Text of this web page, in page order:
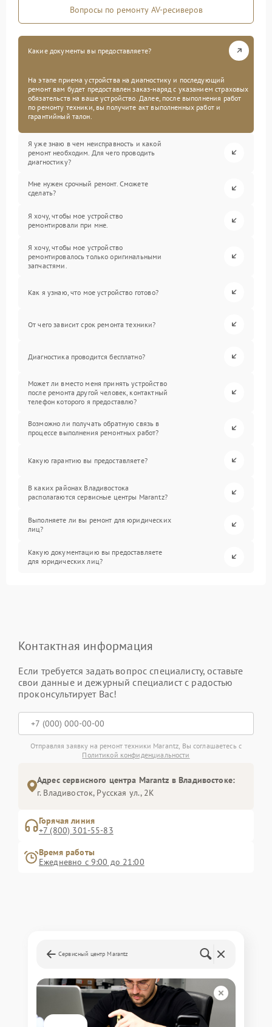
Вопросы по ремонту AV-ресиверов
Какие документы вы предоставляете?
На этапе приема устройства на диагностику и последующий
ремонт вам будет предоставлен заказ-наряд с указанием страховых
обязательств на ваше устройство. Далее, после выполнения работ
по ремонту техники, вы получите акт выполненных работ и
гарантийный талон.
Я уже знаю в чем неисправность и какой
ремонт необходим. Для чего проводить
диагностику?
Мне нужен срочный ремонт. Сможете
сделать?
Я хочу, чтобы мое устройство
ремонтировали при мне.
Я хочу, чтобы мое устройство
ремонтировалось только оригинальными
запчастями.
Как я узнаю, что мое устройство готово?
От чего зависит срок ремонта техники?
Диагностика проводится бесплатно?
Может ли вместо меня принять устройство
после ремонта другой человек, контактный
телефон которого я предоставлю?
Возможно ли получать обратную связь в
процессе выполнения ремонтных работ?
Какую гарантию вы предоставляете?
В каких районах Владивостока
располагаются сервисные центры Marantz?
Выполняете ли вы ремонт для юридических
лиц?
Какую документацию вы предоставляете
для юридических лиц?
Контактная информация
Если требуется задать вопрос специалисту, оставьте
свои данные и дежурный специалист с радостью
проконсультирует Вас!
Отправляя заявку на ремонт техники Marantz, Вы соглашаетесь с
Политикой конфиденциальности
Адрес сервисного центра Marantz в Владивостоке:
г. Владивосток, Русская ул., 2К
Горячая линия
+7 (800) 301-55-83
Время работы
Ежедневно с 9:00 до 21:00
Сервисный центр Marantz